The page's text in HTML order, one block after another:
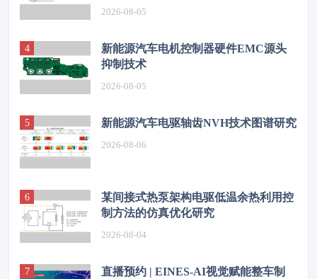
2026-08-05
新能源汽车电机控制器硬件EMC源头
抑制技术
2026-08-05
新能源汽车电驱轴齿NVH技术图谱研究
2026-08-06
某间接式热泵架构电驱低温余热利用控
制方法的仿真优化研究
2026-08-04
直播预约 | EINES-AI视觉赋能整车制